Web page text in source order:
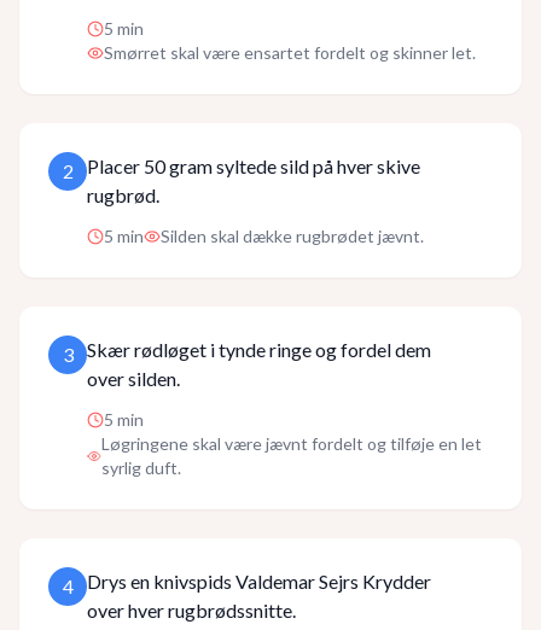
5 min
Smørret skal være ensartet fordelt og skinner let.
2
Placer 50 gram syltede sild på hver skive
rugbrød.
5 min Silden skal dække rugbrødet jævnt.
3
Skær rødløget i tynde ringe og fordel dem
over silden.
5 min
Løgringene skal være jævnt fordelt og tilføje en let
syrlig duft.
4
Drys en knivspids Valdemar Sejrs Krydder
over hver rugbrødssnitte.